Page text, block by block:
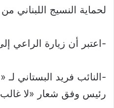
لحماية النسيج اللبناني
-اعتبر أن زيارة
-النائب فريد البستاني لـ
رئيس وفق شعار «لا